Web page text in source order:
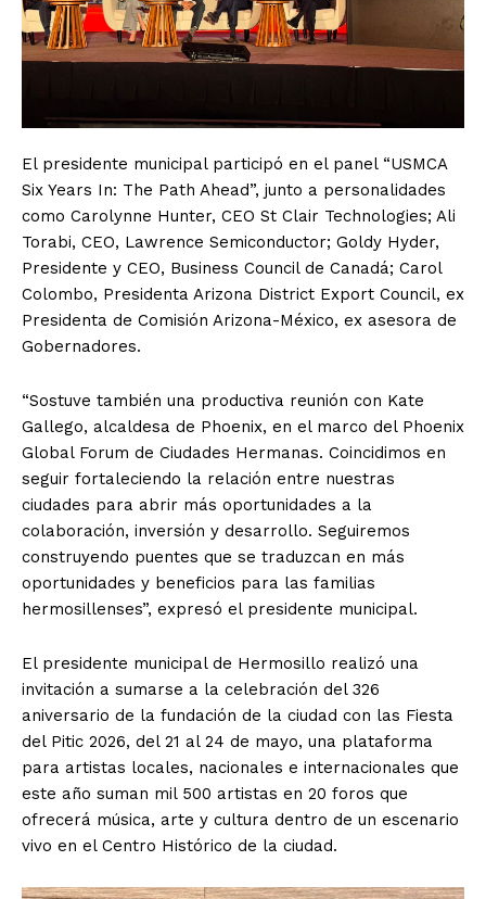
El presidente municipal participó en el panel “USMCA
Six Years In: The Path Ahead”, junto a personalidades
como Carolynne Hunter, CEO St Clair Technologies; Ali
Torabi, CEO, Lawrence Semiconductor; Goldy Hyder,
Presidente y CEO, Business Council de Canadá; Carol
Colombo, Presidenta Arizona District Export Council, ex
Presidenta de Comisión Arizona-México, ex asesora de
Gobernadores.
“Sostuve también una productiva reunión con Kate
Gallego, alcaldesa de Phoenix, en el marco del Phoenix
Global Forum de Ciudades Hermanas. Coincidimos en
seguir fortaleciendo la relación entre nuestras
ciudades para abrir más oportunidades a la
colaboración, inversión y desarrollo. Seguiremos
construyendo puentes que se traduzcan en más
oportunidades y beneficios para las familias
hermosillenses”, expresó el presidente municipal.
El presidente municipal de Hermosillo realizó una
invitación a sumarse a la celebración del 326
aniversario de la fundación de la ciudad con las Fiesta
del Pitic 2026, del 21 al 24 de mayo, una plataforma
para artistas locales, nacionales e internacionales que
este año suman mil 500 artistas en 20 foros que
ofrecerá música, arte y cultura dentro de un escenario
vivo en el Centro Histórico de la ciudad.